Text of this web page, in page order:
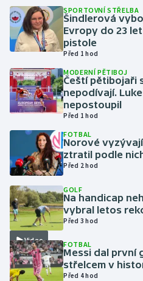
Jezdectví
Krasobruslení
Lezení
Lyže a snowboard
Moderní pětiboj
Motorsport
Olympijské hry
Parasport
SPORTOVNÍ STŘELBA
Šindlerová
Evropy do 23
pistole
Před 1 hod
MODERNÍ PĚTIBOJ
Čeští pětibojaři
nepodívají.
nepostoupil
Před 1 hod
FOTBAL
Norové
ztratil podle
Před 2 hod
Video
GOLF
Na handicap
vybral letos
Před 3 hod
FOTBAL
Messi dal první
střelcem v
Před 4 hod